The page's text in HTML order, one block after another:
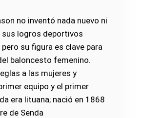
no inventó nada nuevo ni
logros deportivos
su figura es clave para
baloncesto femenino.
a las mujeres y
equipo y el primer
era lituana; nació en 1868
de Senda